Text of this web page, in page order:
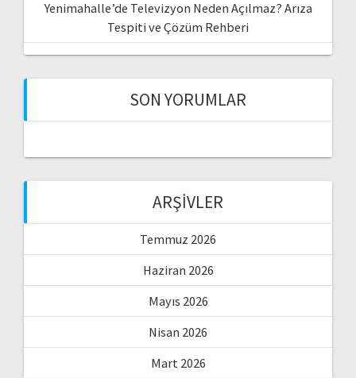
Yenimahalle’de Televizyon Neden Açılmaz? Arıza
Tespiti ve Çözüm Rehberi
SON YORUMLAR
ARŞIVLER
Temmuz 2026
Haziran 2026
Mayıs 2026
Nisan 2026
Mart 2026